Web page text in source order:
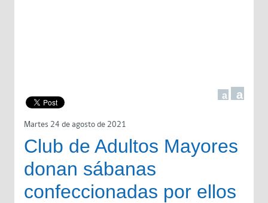
a a
Martes 24 de agosto de 2021
Club de Adultos Mayores
donan sábanas
confeccionadas por ellos